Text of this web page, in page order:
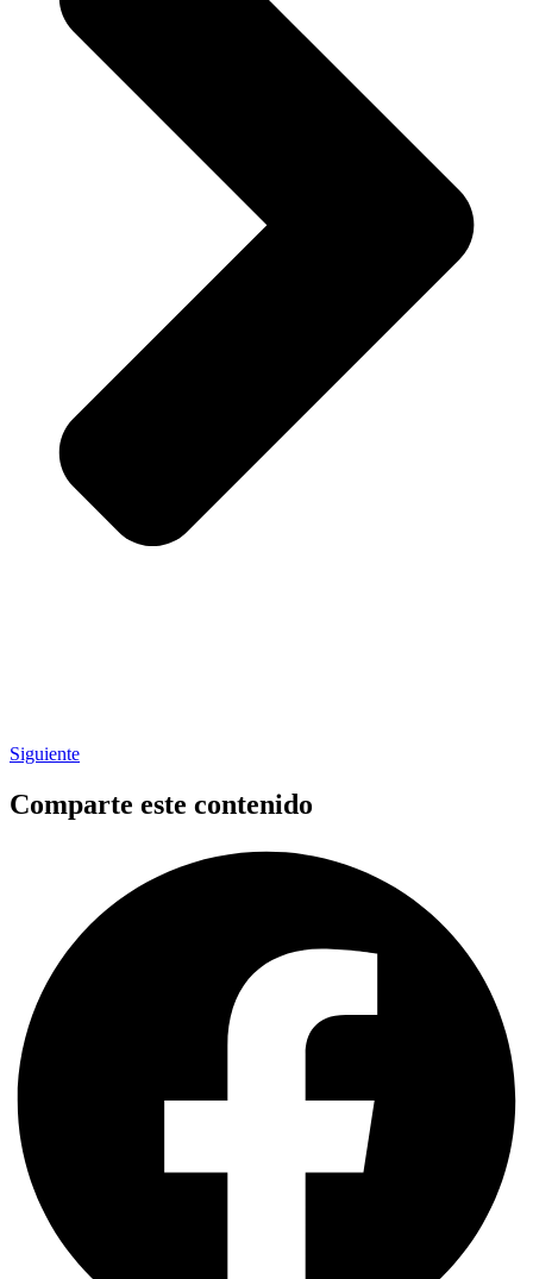
Siguiente
Comparte este contenido